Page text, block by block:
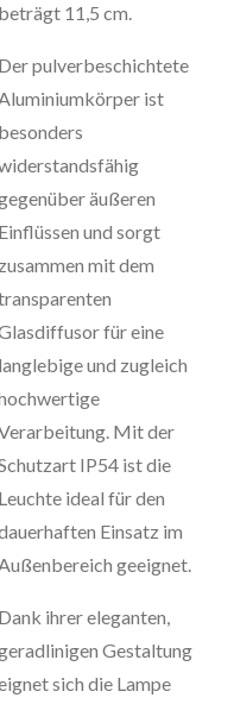
beträgt 11,5 cm.
Der pulverbeschichtete
ist
besonders
äußeren
Einflüssen und sorgt
zusammen mit dem
für eine
langlebige und zugleich
Mit der
IP54 ist die
Leuchte ideal für den
Einsatz im
geeignet.
Dank ihrer eleganten,
Gestaltung
sich die Lampe